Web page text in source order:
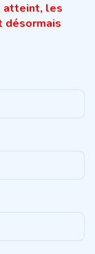
atteint, les
désormais